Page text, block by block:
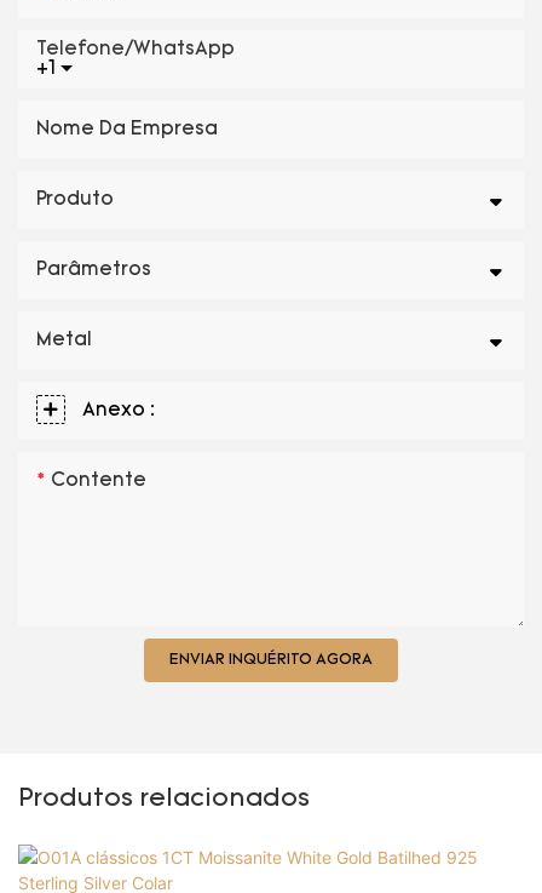
+1
Telefone/WhatsApp
Nome Da Empresa
Produto
Parâmetros
Metal
Anexo :
Contente
ENVIAR INQUÉRITO AGORA
Produtos relacionados